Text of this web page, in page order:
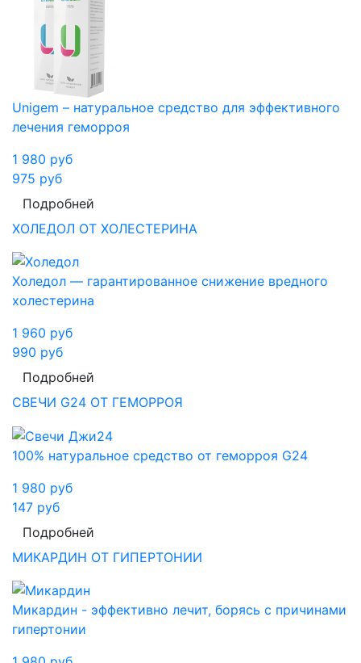
Unigem – натуральное средство для эффективного
лечения геморроя
1 980 руб
975 руб
Подробней
ХОЛЕДОЛ ОТ ХОЛЕСТЕРИНА
Холедол — гарантированное снижение вредного
холестерина
1 960 руб
990 руб
Подробней
СВЕЧИ G24 ОТ ГЕМОРРОЯ
100% натуральное средство от геморроя G24
1 980 руб
147 руб
Подробней
МИКАРДИН ОТ ГИПЕРТОНИИ
Микардин - эффективно лечит, борясь с причинами
гипертонии